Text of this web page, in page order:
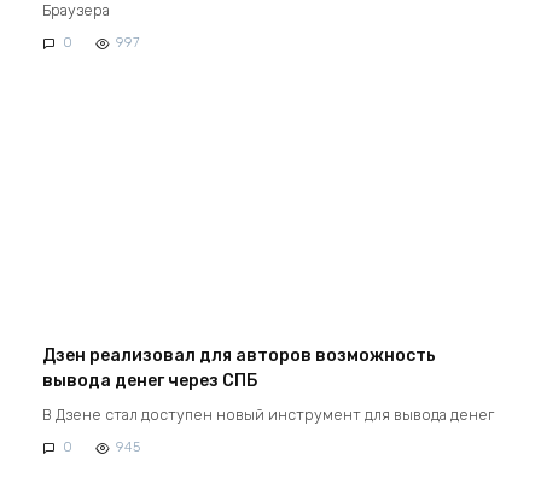
Браузера
0 997
Дзен реализовал для авторов возможность
вывода денег через СПБ
В Дзене стал доступен новый инструмент для вывода денег
0 945